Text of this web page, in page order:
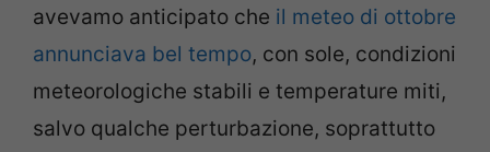
avevamo anticipato che il meteo di ottobre
annunciava bel tempo, con sole, condizioni
meteorologiche stabili e temperature miti,
salvo qualche perturbazione, soprattutto